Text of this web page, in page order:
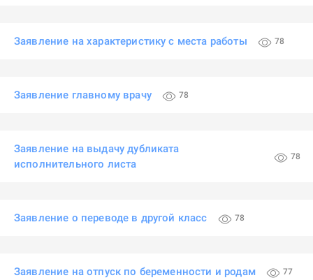
Заявление на характеристику с места работы 78
Заявление главному врачу 78
Заявление на выдачу дубликата
исполнительного листа
78
Заявление о переводе в другой класс 78
Заявление на отпуск по беременности и родам 77